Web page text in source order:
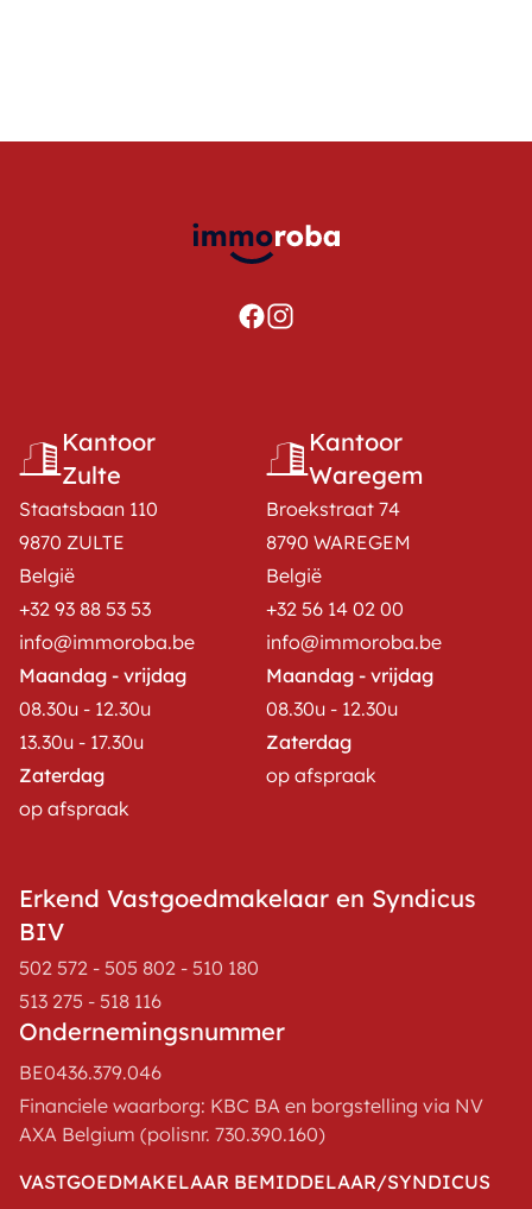
Kantoor
Zulte
Staatsbaan 110
9870 ZULTE
België
+32 93 88 53 53
info@immoroba.be
Maandag - vrijdag
08.30u - 12.30u
13.30u - 17.30u
Zaterdag
op afspraak
Kantoor
Waregem
Broekstraat 74
8790 WAREGEM
België
+32 56 14 02 00
info@immoroba.be
Maandag - vrijdag
08.30u - 12.30u
Zaterdag
op afspraak
Erkend Vastgoedmakelaar en Syndicus
BIV
502 572 - 505 802 - 510 180
513 275 - 518 116
Ondernemingsnummer
BE0436.379.046
Financiele waarborg: KBC BA en borgstelling via NV
AXA Belgium (polisnr. 730.390.160)
VASTGOEDMAKELAAR BEMIDDELAAR/SYNDICUS